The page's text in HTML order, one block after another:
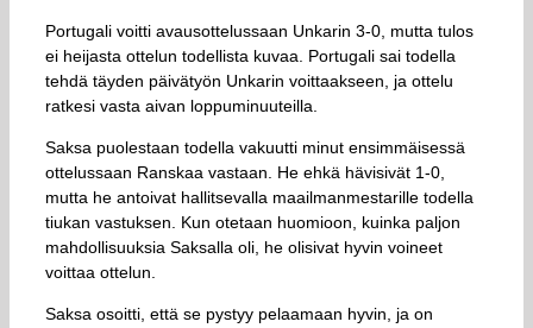
Portugali voitti avausottelussaan Unkarin 3-0, mutta tulos
ei heijasta ottelun todellista kuvaa. Portugali sai todella
tehdä täyden päivätyön Unkarin voittaakseen, ja ottelu
ratkesi vasta aivan loppuminuuteilla.
Saksa puolestaan todella vakuutti minut ensimmäisessä
ottelussaan Ranskaa vastaan. He ehkä hävisivät 1-0,
mutta he antoivat hallitsevalla maailmanmestarille todella
tiukan vastuksen. Kun otetaan huomioon, kuinka paljon
mahdollisuuksia Saksalla oli, he olisivat hyvin voineet
voittaa ottelun.
Saksa osoitti, että se pystyy pelaamaan hyvin, ja on